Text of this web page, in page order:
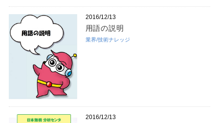
2016/12/13
用語の説明
業界/技術ナレッジ
2016/12/13